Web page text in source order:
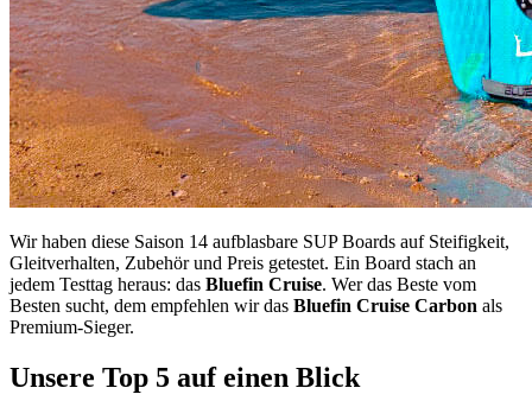
Wir haben diese Saison 14 aufblasbare SUP Boards auf Steifigkeit,
Gleitverhalten, Zubehör und Preis getestet. Ein Board stach an
jedem Testtag heraus: das Bluefin Cruise. Wer das Beste vom
Besten sucht, dem empfehlen wir das Bluefin Cruise Carbon als
Premium-Sieger.
Unsere Top 5 auf einen Blick